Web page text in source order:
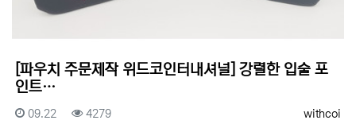
[파우치 주문제작 위드코인터내셔널] 강렬한 입술 포
인트…
등록자
withcoi
등록일
09.22 조회
4279